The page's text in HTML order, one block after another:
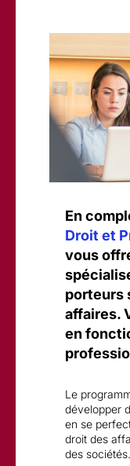
En
Droit et
vous
porteurs
affaires.
en
Le
développer
en se
droit des
des sociétés.